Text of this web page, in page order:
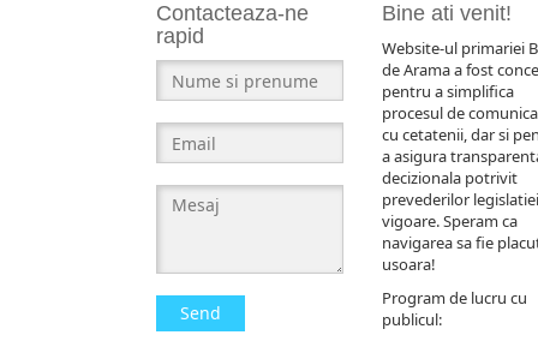
Contacteaza-ne
rapid
Send
Bine ati venit!
Website-ul primariei
de Arama a fost
pentru a simplifica
procesul de
cu cetatenii, dar si
a asigura
decizionala potrivit
prevederilor
vigoare. Speram ca
navigarea sa fie
usoara!
Program de lucru cu
publicul: